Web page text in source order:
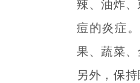
辣、油炸
痘的炎症
果、蔬菜、
另外，保